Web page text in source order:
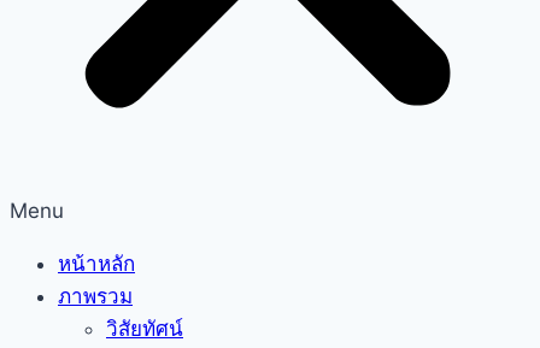
Menu
หน้าหลัก
ภาพรวม
วิสัยทัศน์